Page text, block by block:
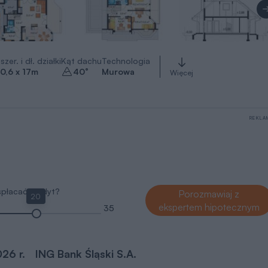
i dł. działki
x 17m
Kąt dachu
40°
Technologia
Murowa
Więcej
kredyt?
20
35
Porozmawiaj z
ekspertem hipotecznym
r. ING Bank Śląski S.A.